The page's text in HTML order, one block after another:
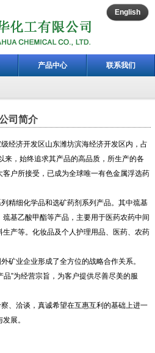
English
产品中心 联系我们
司简介
经济开发区山东潍坊滨海经济开发区内，占
，始终追求其产品的高品质，所生产的各
户所接受，已成为全球唯一有色金属浮选药
精细化学品和选矿药剂系列产品。其中巯基
基乙酸甲酯等产品，主要用于医药农药中间
产等。化妆品及个人护理用品、医药、农药
矿业企业形成了全方位的战略合作关系。
”为经营宗旨，为客户提供尽善尽美的服
、洽谈，真诚希望在互惠互利的基础上进一
展。